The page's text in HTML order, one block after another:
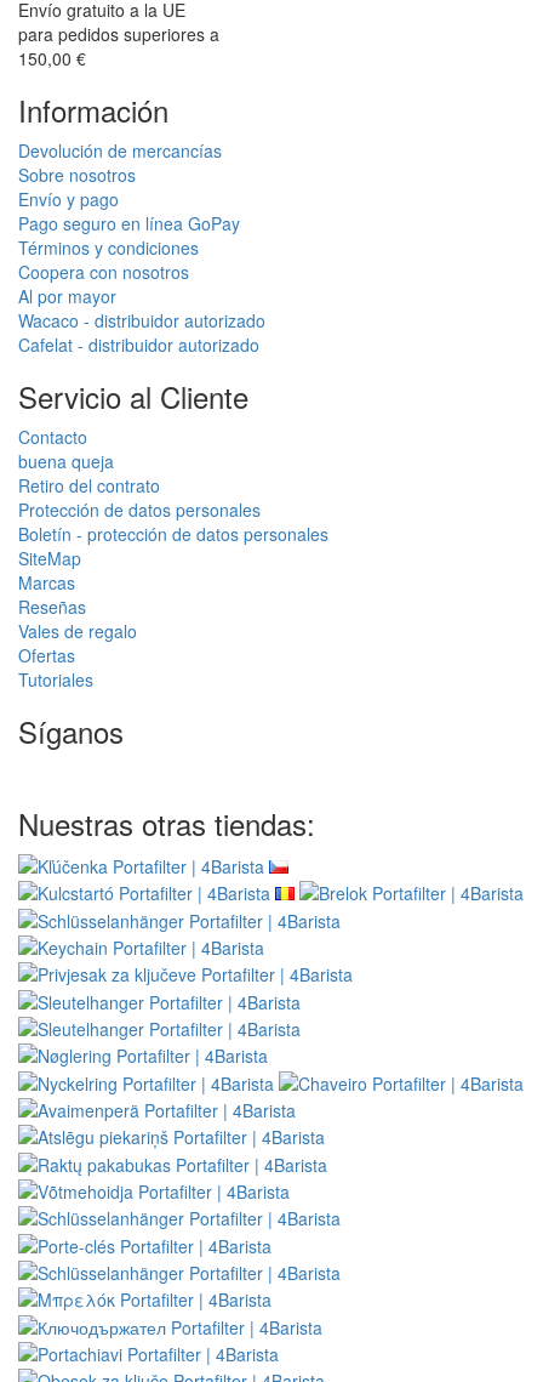
Envío gratuito a la UE
para pedidos superiores a
150,00 €
Información
Devolución de mercancías
Sobre nosotros
Envío y pago
Pago seguro en línea GoPay
Términos y condiciones
Coopera con nosotros
Al por mayor
Wacaco - distribuidor autorizado
Cafelat - distribuidor autorizado
Servicio al Cliente
Contacto
buena queja
Retiro del contrato
Protección de datos personales
Boletín - protección de datos personales
SiteMap
Marcas
Reseñas
Vales de regalo
Ofertas
Tutoriales
Síganos
Nuestras otras tiendas: